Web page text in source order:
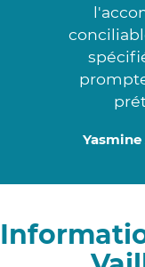
Yasmine